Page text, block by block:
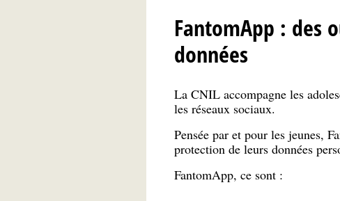
FantomApp : des
données
La CNIL accompagne les
les réseaux sociaux.
Pensée par et pour les jeunes,
protection de leurs données
FantomApp, ce sont :